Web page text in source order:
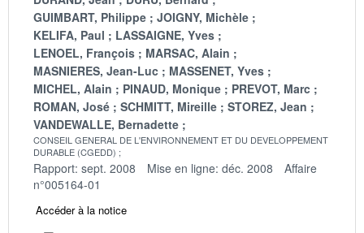
GUIMBART, Philippe
JOIGNY, Michèle
KELIFA, Paul
LASSAIGNE, Yves
LENOEL, François
MARSAC, Alain
MASNIERES, Jean-Luc
MASSENET, Yves
MICHEL, Alain
PINAUD, Monique
PREVOT, Marc
ROMAN, José
SCHMITT, Mireille
STOREZ, Jean
VANDEWALLE, Bernadette
CONSEIL GENERAL DE L'ENVIRONNEMENT ET DU DEVELOPPEMENT
DURABLE (CGEDD)
Rapport: sept. 2008 Mise en ligne: déc. 2008
Affaire
n°005164-01
Accéder à la notice